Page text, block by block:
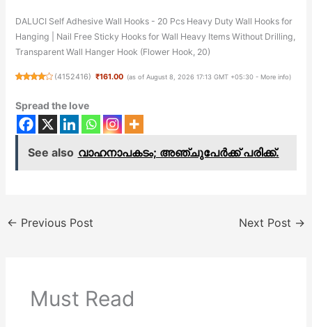
DALUCI Self Adhesive Wall Hooks - 20 Pcs Heavy Duty Wall Hooks for
Hanging | Nail Free Sticky Hooks for Wall Heavy Items Without Drilling,
Transparent Wall Hanger Hook (Flower Hook, 20)
(4152416) ₹161.00 (as of August 8, 2026 17:13 GMT +05:30 - More info)
Spread the love
See also വാഹനാപകടം; അഞ്ചുപേർക്ക് പരിക്ക്.
← Previous Post Next Post →
Must Read